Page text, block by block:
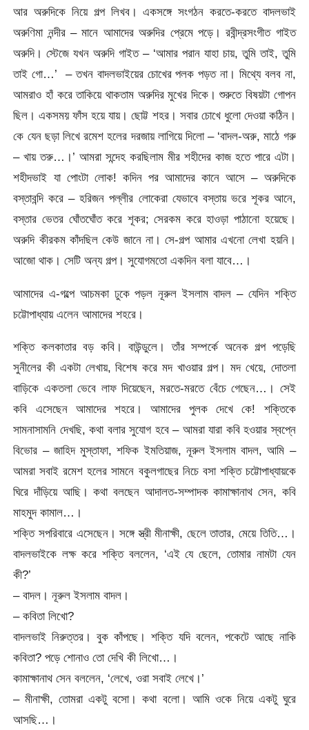
আর অরুদিকে নিয়ে গল্প লিখব। একসঙ্গে সংগঠন করতে-করতে বাদলভাই
অরুণিমা নন্দীর – মানে আমাদের অরুদির প্রেমে পড়ে। রবীন্দ্রসংগীত গাইত
অরুদি। স্টেজে যখন অরুদি গাইত – ‘আমার পরান যাহা চায়, তুমি তাই, তুমি
তাই গো…’ – তখন বাদলভাইয়ের চোখের পলক পড়ত না। মিথ্যে বলব না,
আমরাও হাঁ করে তাকিয়ে থাকতাম অরুদির মুখের দিকে। শুরুতে বিষয়টা গোপন
ছিল। একসময় ফাঁস হয়ে যায়। ছোট্ট শহর। সবার চোখে ধুলো দেওয়া কঠিন।
কে যেন ছড়া লিখে রমেশ হলের দরজায় লাগিয়ে দিলো – ‘বাদল-অরু, মাঠে গরু
– খায় তরু…।’ আমরা সন্দেহ করছিলাম মীর শহীদের কাজ হতে পারে এটা।
শহীদভাই যা পোংটা লোক! কদিন পর আমাদের কানে আসে – অরুদিকে
বস্তাবন্দি করে – হরিজন পল্লীর লোকেরা যেভাবে বস্তায় ভরে শূকর আনে,
বস্তার ভেতর ঘোঁতঘোঁত করে শূকর; সেরকম করে হাওড়া পাঠানো হয়েছে।
অরুদি কীরকম কাঁদছিল কেউ জানে না। সে-গল্প আমার এখনো লেখা হয়নি।
আজো থাক। সেটি অন্য গল্প। সুযোগমতো একদিন বলা যাবে…।
আমাদের এ-গল্পে আচমকা ঢুকে পড়ল নূরুল ইসলাম বাদল – যেদিন শক্তি
চট্টোপাধ্যায় এলেন আমাদের শহরে।
শক্তি কলকাতার বড় কবি। বাউন্ডুলে। তাঁর সম্পর্কে অনেক গল্প পড়েছি
সুনীলের কী একটা লেখায়, বিশেষ করে মদ খাওয়ার গল্প। মদ খেয়ে, দোতলা
বাড়িকে একতলা ভেবে লাফ দিয়েছেন, মরতে-মরতে বেঁচে গেছেন…। সেই
কবি এসেছেন আমাদের শহরে। আমাদের পুলক দেখে কে! শক্তিকে
সামনাসামনি দেখছি, কথা বলার সুযোগ হবে – আমরা যারা কবি হওয়ার স্বপ্নে
বিভোর – জাহিদ মুস্তাফা, শফিক ইমতিয়াজ, নূরুল ইসলাম বাদল, আমি –
আমরা সবাই রমেশ হলের সামনে বকুলগাছের নিচে বসা শক্তি চট্টোপাধ্যায়কে
ঘিরে দাঁড়িয়ে আছি। কথা বলছেন আদালত-সম্পাদক কামাক্ষানাথ সেন, কবি
মাহমুদ কামাল…।
শক্তি সপরিবারে এসেছেন। সঙ্গে স্ত্রী মীনাক্ষী, ছেলে তাতার, মেয়ে তিতি…।
বাদলভাইকে লক্ষ করে শক্তি বললেন, ‘এই যে ছেলে, তোমার নামটা যেন
কী?’
– বাদল। নূরুল ইসলাম বাদল।
– কবিতা লিখো?
বাদলভাই নিরুত্তর। বুক কাঁপছে। শক্তি যদি বলেন, পকেটে আছে নাকি
কবিতা? পড়ে শোনাও তো দেখি কী লিখো…।
কামাক্ষানাথ সেন বললেন, ‘লেখে, ওরা সবাই লেখে।’
– মীনাক্ষী, তোমরা একটু বসো। কথা বলো। আমি ওকে নিয়ে একটু ঘুরে
আসছি…।